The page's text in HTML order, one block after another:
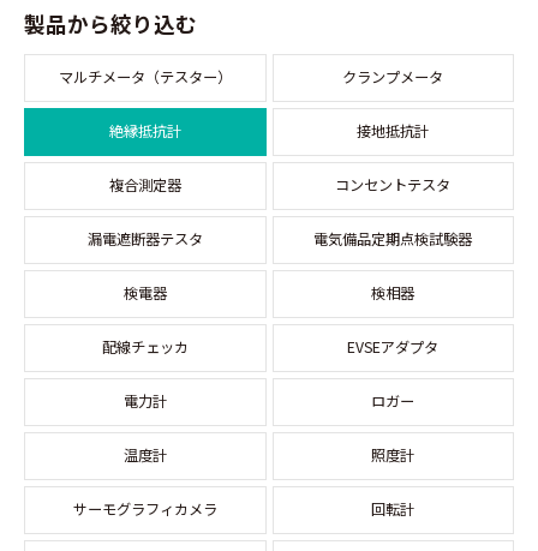
製品から絞り込む
マルチメータ（テスター） クランプメータ
絶縁抵抗計 接地抵抗計
複合測定器 コンセントテスタ
漏電遮断器テスタ 電気備品定期点検試験器
検電器 検相器
配線チェッカ EVSEアダプタ
電力計 ロガー
温度計 照度計
サーモグラフィカメラ 回転計